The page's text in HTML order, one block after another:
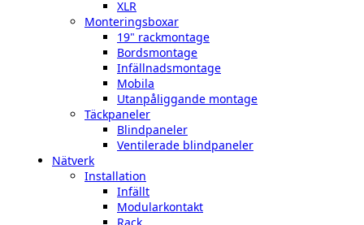
XLR
Monteringsboxar
19" rackmontage
Bordsmontage
Infällnadsmontage
Mobila
Utanpåliggande montage
Täckpaneler
Blindpaneler
Ventilerade blindpaneler
Nätverk
Installation
Infällt
Modularkontakt